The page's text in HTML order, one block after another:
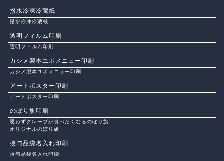
撥水冷凍冷蔵紙
撥水冷凍冷蔵紙
透明フィルム印刷
透明フィルム印刷
カシメ製本ユポメニュー印刷
カシメ製本ユポメニュー印刷
アートポスター印刷
アートポスター印刷
のぼり旗印刷
思わずクレープが食べたくなるのぼり旗
オリジナルのぼり旗
授与品袋名入れ印刷
授与品袋名入れ印刷